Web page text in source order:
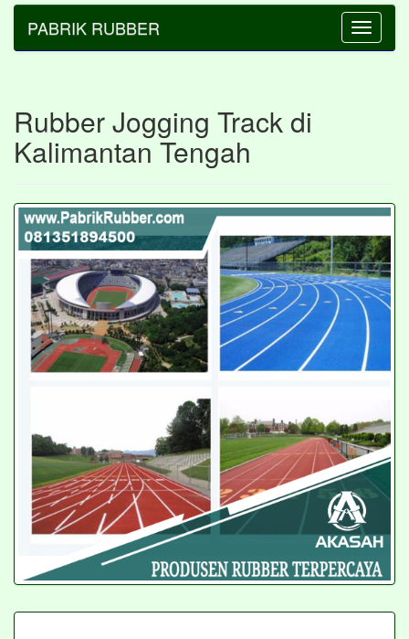
Toggle
PABRIK RUBBER
Rubber Jogging Track di
Kalimantan Tengah